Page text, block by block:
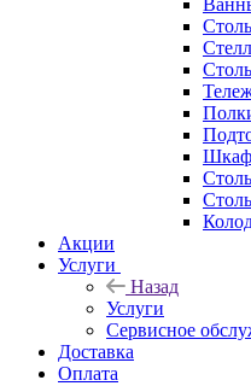
Акции
Услуги
Назад
Услуги
Сервисное
Доставка
Оплата